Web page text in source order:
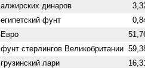
алжирских динаров
египетский фунт
Евро
фунт стерлингов Велико­британии
грузинский лари